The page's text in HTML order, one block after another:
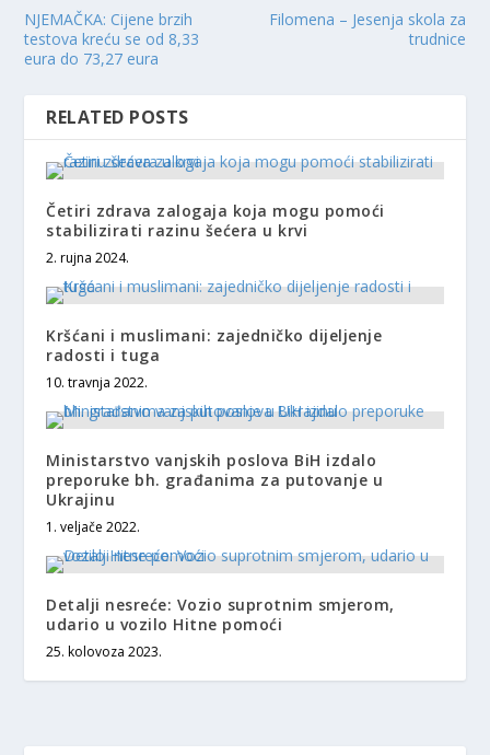
NJEMAČKA: Cijene brzih
testova kreću se od 8,33
eura do 73,27 eura
Filomena – Jesenja skola za
trudnice
RELATED POSTS
Četiri zdrava zalogaja koja mogu pomoći
stabilizirati razinu šećera u krvi
2. rujna 2024.
Kršćani i muslimani: zajedničko dijeljenje
radosti i tuga
10. travnja 2022.
Ministarstvo vanjskih poslova BiH izdalo
preporuke bh. građanima za putovanje u
Ukrajinu
1. veljače 2022.
Detalji nesreće: Vozio suprotnim smjerom,
udario u vozilo Hitne pomoći
25. kolovoza 2023.